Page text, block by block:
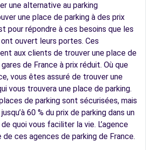
une alternative au parking
une place de parking à des prix
pour répondre à ces besoins que les
ouvert leurs portes. Ces
aux clients de trouver une place de
de France à prix réduit. Où que
vous êtes assuré de trouver une
vous trouvera une place de parking.
de parking sont sécurisées, mais
60 % du prix de parking dans un
quoi vous faciliter la vie. L’agence
ces agences de parking de France.